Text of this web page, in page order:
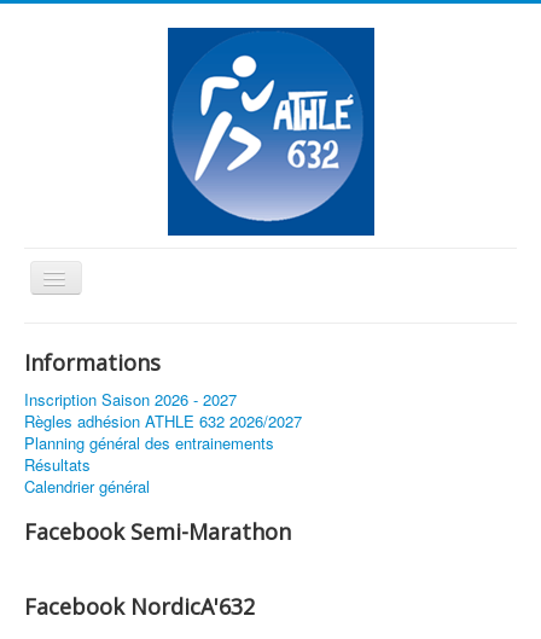
Basculer
la
Vous êtes ici :
Les marcheurs étaient en forme ce week-end!
Informations
Inscription Saison 2026 - 2027
Règles adhésion ATHLE 632 2026/2027
Planning général des entrainements
Résultats
Calendrier général
Facebook Semi-Marathon
Facebook NordicA'632